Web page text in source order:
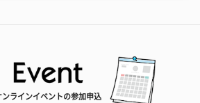
ンラインイベントの参加申込